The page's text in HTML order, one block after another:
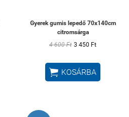
Gyerek gumis lepedő 70x140cm
citromsárga
4 600 Ft 3 450 Ft
 KOSÁRBA